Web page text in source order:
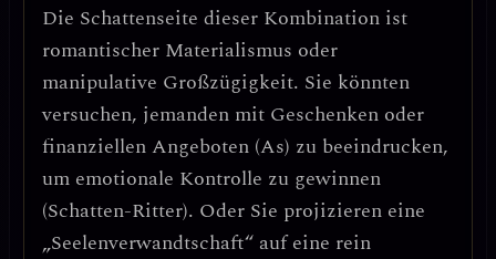
Die Schattenseite dieser Kombination ist
romantischer Materialismus oder
manipulative Großzügigkeit. Sie könnten
versuchen, jemanden mit Geschenken oder
finanziellen Angeboten (As) zu beeindrucken,
um emotionale Kontrolle zu gewinnen
(Schatten-Ritter). Oder Sie projizieren eine
„Seelenverwandtschaft“ auf eine rein